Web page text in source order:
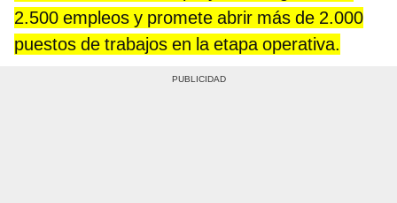
2.500 empleos y promete abrir más de 2.000
puestos de trabajos en la etapa operativa.